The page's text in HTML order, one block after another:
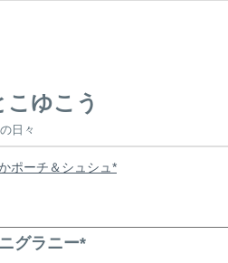
こゆこう
日々
ポーチ＆シュシュ*
グラニー*